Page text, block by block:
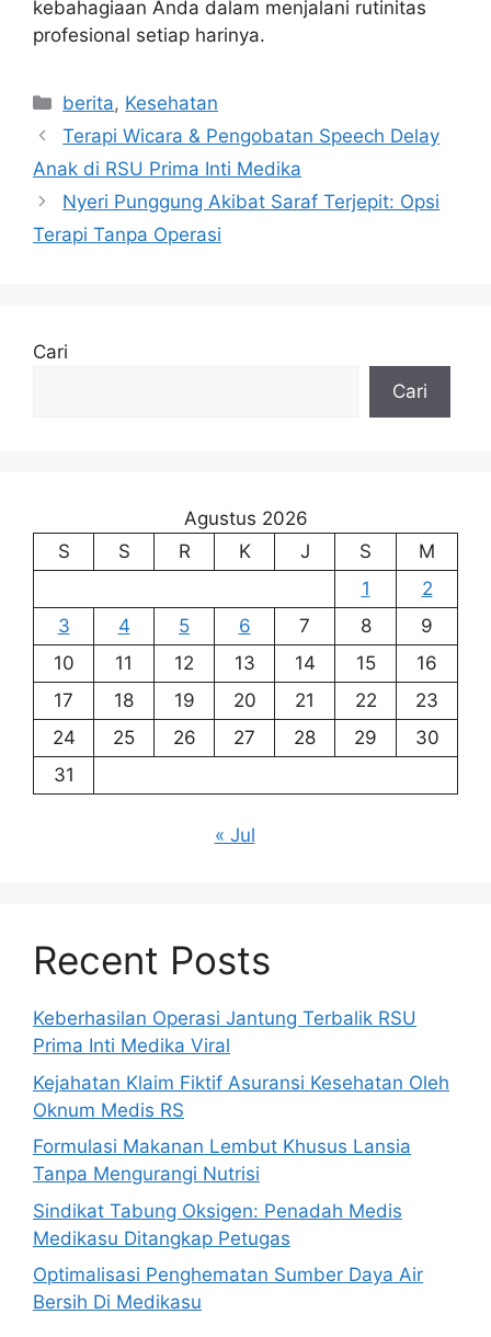
kebahagiaan Anda dalam menjalani rutinitas
profesional setiap harinya.
Kategori
berita, Kesehatan
Terapi Wicara & Pengobatan Speech Delay
Anak di RSU Prima Inti Medika
Nyeri Punggung Akibat Saraf Terjepit: Opsi
Terapi Tanpa Operasi
Cari
Cari
Agustus 2026
S
S R K J S
M
1
2
3
4 5 6 7 8
9
10
11 12 13 14 15
16
17
18 19 20 21 22
23
24
25 26 27 28 29
30
31
« Jul
Recent Posts
Keberhasilan Operasi Jantung Terbalik RSU
Prima Inti Medika Viral
Kejahatan Klaim Fiktif Asuransi Kesehatan Oleh
Oknum Medis RS
Formulasi Makanan Lembut Khusus Lansia
Tanpa Mengurangi Nutrisi
Sindikat Tabung Oksigen: Penadah Medis
Medikasu Ditangkap Petugas
Optimalisasi Penghematan Sumber Daya Air
Bersih Di Medikasu